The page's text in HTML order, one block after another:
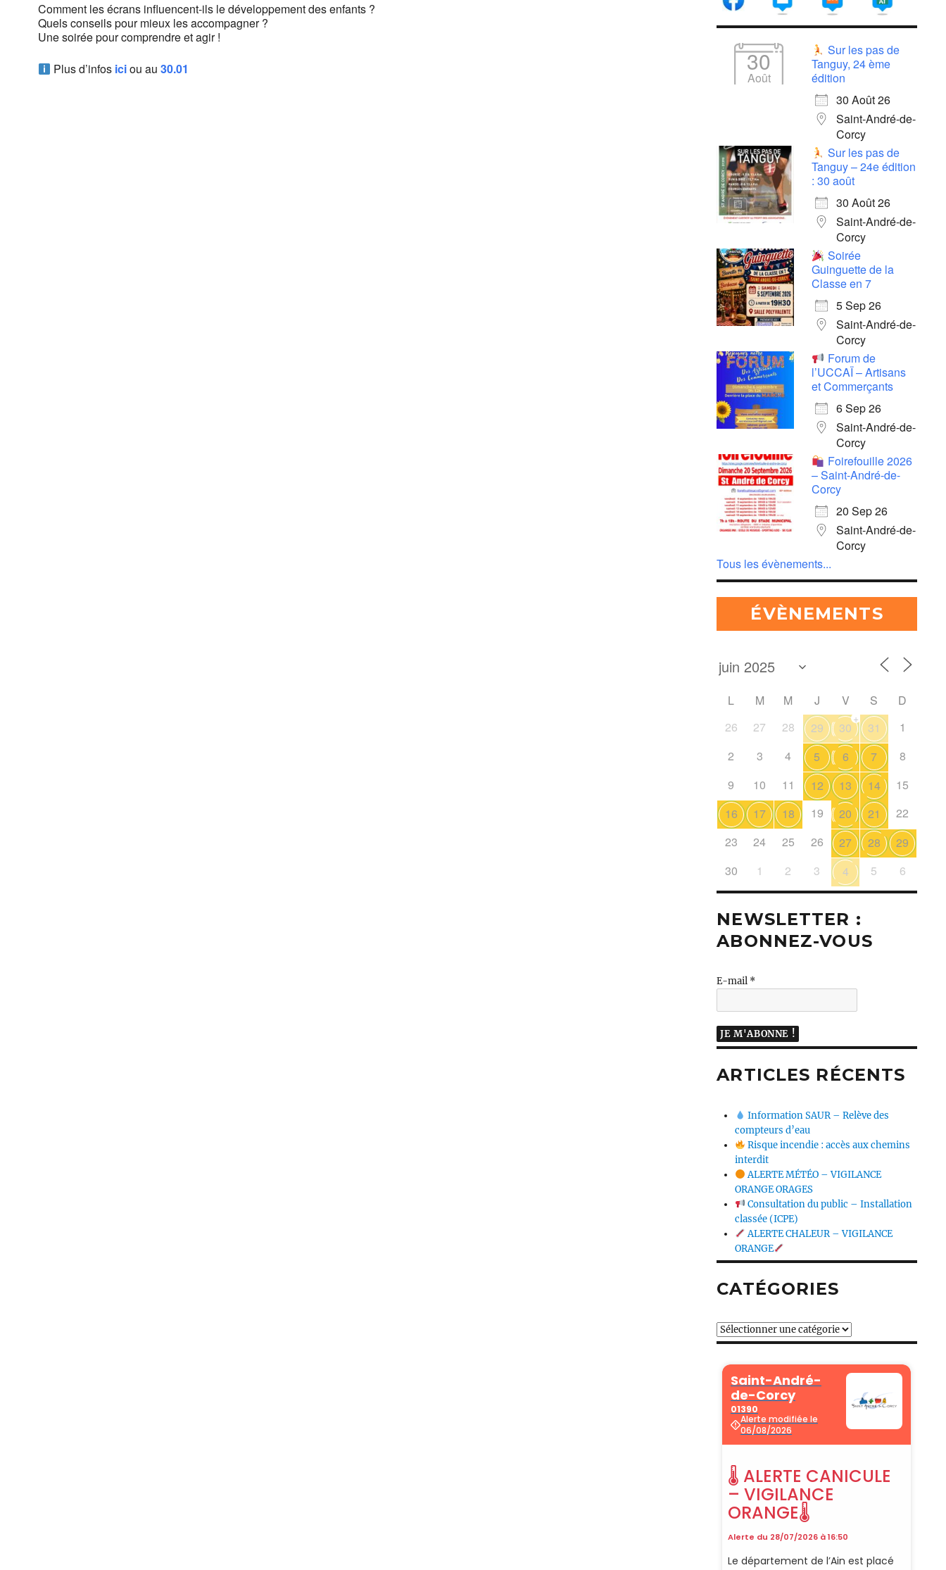
Comment les écrans influencent-ils le développement des enfants ?
Quels conseils pour mieux les accompagner ?
Une soirée pour comprendre et agir !
Plus d’infos iciou au 30.01 30
Août
Sur les pas de
Tanguy, 24 ème
édition
30 Août 26
Saint-André-de-
Corcy
Sur les pas de
Tanguy – 24e édition
: 30 août
30 Août 26
Saint-André-de-
Corcy
Soirée
Guinguette de la
Classe en 7
5 Sep 26
Saint-André-de-
Corcy
Forum de
l’UCCAÏ – Artisans
et Commerçants
6 Sep 26
Saint-André-de-
Corcy
Foirefouille 2026
– Saint-André-de-
Corcy
20 Sep 26
Saint-André-de-
Corcy
Tous les évènements...
ÉVÈNEMENTS
L M M J V S
D
26
27 28 29 30
+
31
1
2
3 4 5 6 7
8
9
10 11 12 13 14
15
16
17 18 19 20 21
22
23
24 25 26 27 28
29
30
1 2 3 4 5 6
NEWSLETTER :
ABONNEZ-VOUS
E-mail *
ARTICLES RÉCENTS
Information SAUR – Relève des
compteurs d’eau
Risque incendie : accès aux chemins
interdit
ALERTE MÉTÉO – VIGILANCE
ORANGE ORAGES
Consultation du public – Installation
classée (ICPE)
ALERTE CHALEUR – VIGILANCE
ORANGE
CATÉGORIES
Catégories